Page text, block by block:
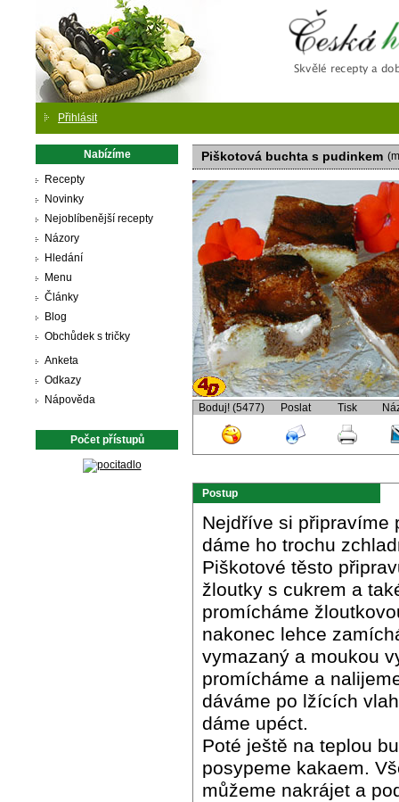
Přihlásit
Nabízíme
Recepty
Novinky
Nejoblíbenější recepty
Názory
Hledání
Menu
Články
Blog
Obchůdek s tričky
Anketa
Odkazy
Nápověda
Počet přístupů
Piškotová buchta s pudinkem
Boduj! (5477) Poslat Tisk
Postup
Nejdříve si připravíme
dáme ho trochu
Piškotové těsto
žloutky s cukrem a
promícháme
nakonec lehce
vymazaný a moukou
promícháme a
dáváme po lžících
dáme upéct.
Poté ještě na teplou
posypeme kakaem.
můžeme nakrájet a